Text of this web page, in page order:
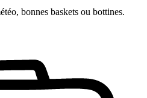
bonnes baskets ou bottines.